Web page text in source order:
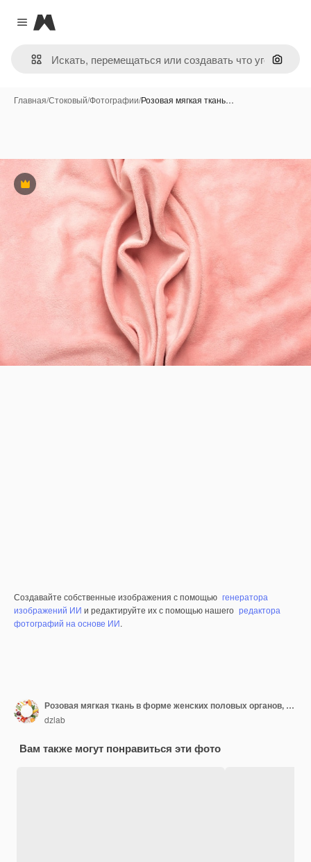
Close menu
Magnific
Поиск
Главная/Стоковый/Фотографии/Розовая мягкая ткань…
Премиум
Создавайте собственные изображения с помощью генератора
изображений ИИ и редактируйте их с помощью нашего редактора
фотографий на основе ИИ.
Розовая мягкая ткань в форме женских половых органов, вульвы и половых губ, влагалища
dzlab
Вам также могут понравиться эти фото